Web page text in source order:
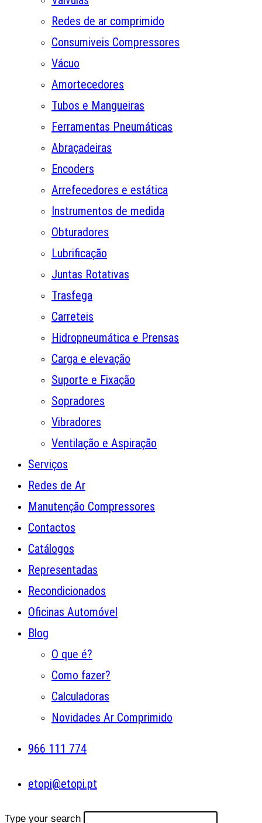
Redes de ar comprimido
Consumiveis Compressores
Vácuo
Amortecedores
Tubos e Mangueiras
Ferramentas Pneumáticas
Abraçadeiras
Encoders
Arrefecedores e estática
Instrumentos de medida
Obturadores
Lubrificação
Juntas Rotativas
Trasfega
Carreteis
Hidropneumática e Prensas
Carga e elevação
Suporte e Fixação
Sopradores
Vibradores
Ventilação e Aspiração
Serviços
Redes de Ar
Manutenção Compressores
Contactos
Catálogos
Representadas
Recondicionados
Oficinas Automóvel
Blog
O que é?
Como fazer?
Calculadoras
Novidades Ar Comprimido
966 111 774
etopi@etopi.pt
Type your search